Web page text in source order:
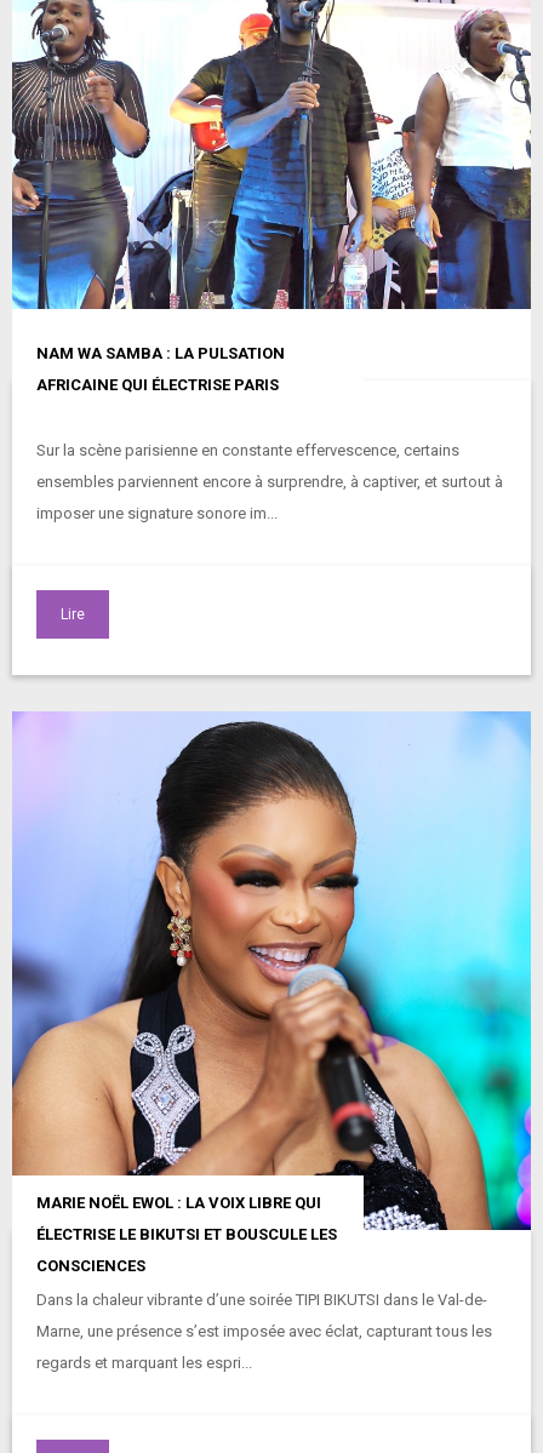
NAM WA SAMBA : LA PULSATION
AFRICAINE QUI ÉLECTRISE PARIS
Sur la scène parisienne en constante effervescence, certains
ensembles parviennent encore à surprendre, à captiver, et surtout à
imposer une signature sonore im...
Lire
MARIE NOËL EWOL : LA VOIX LIBRE QUI
ÉLECTRISE LE BIKUTSI ET BOUSCULE LES
CONSCIENCES
Dans la chaleur vibrante d’une soirée TIPI BIKUTSI dans le Val-de-
Marne, une présence s’est imposée avec éclat, capturant tous les
regards et marquant les espri...